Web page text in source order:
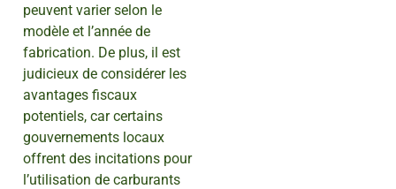
peuvent varier selon le
modèle et l’année de
fabrication. De plus, il est
judicieux de considérer les
avantages fiscaux
potentiels, car certains
gouvernements locaux
offrent des incitations pour
l’utilisation de carburants